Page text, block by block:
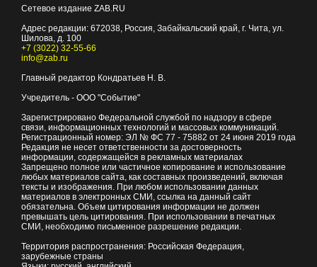
Сетевое издание ZAB.RU
Адрес редакции: 672038 , Россия, Забайкальский край, г. Чита ул.
Шилова, д. 100
+7 (3022) 32-55-66
info@zab.ru
Главный редактор Кондратьев Н. В.
Учредитель - ООО "Событие"
Зарегистрировано Федеральной службой по надзору в сфере
связи, информационных технологий и массовых коммуникаций.
Регистрационный номер: ЭЛ № ФС 77 - 75882 от 24 июня 2019 года
Редакция не несет ответственности за достоверность
информации, содержащейся в рекламных материалах
Запрещено полное или частичное копирование и использование
любых материалов сайта, как составных произведений, включая
тексты и изображения. При любом использовании данных
материалов в электронных СМИ, ссылка на данный сайт
обязательна. Объем цитирования информации не должен
превышать цель цитирования. При использовании в печатных
СМИ, необходимо письменное разрешение редакции.
Территория распространения: Российская Федерация,
зарубежные страны